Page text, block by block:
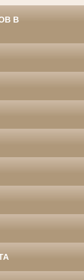
В